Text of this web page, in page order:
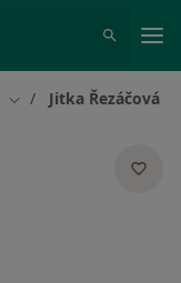
Změna města
Jitka Řezáčová